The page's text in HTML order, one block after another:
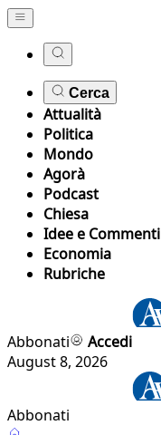
Cerca
Attualità
Politica
Mondo
Agorà
Podcast
Chiesa
Idee e Commenti
Economia
Rubriche
Abbonati
Accedi
August 8, 2026
Abbonati